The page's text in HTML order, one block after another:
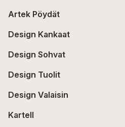
Artek Pöydät
Design Kankaat
Design Sohvat
Design Tuolit
Design Valaisin
Kartell